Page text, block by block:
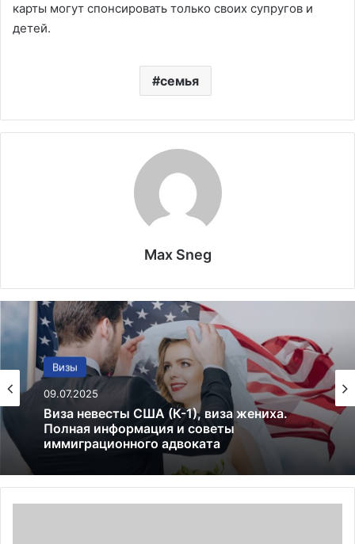
карты могут спонсировать только своих супругов и
детей.
семья
Max Sneg
Визы
09.07.2025
Закон
Право на образование для иммигрантов в
США в 2025